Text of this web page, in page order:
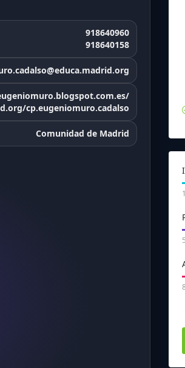
918640960
918640158
cp.eugeniomuro.cadalso
Comunidad de Madrid